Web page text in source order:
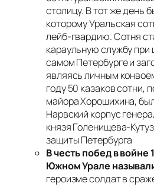
столицу. В тот же день
которому Уральская
лейб-гвардию. Сотня
караульную службу при
самом Петербурге и
являясь личным
году 50 казаков сотни,
майора Хорошихина,
Нарвский корпус
князя Голенищева-
защиты Петербурга
В честь побед в войне
Южном Урале
героизме солдат в